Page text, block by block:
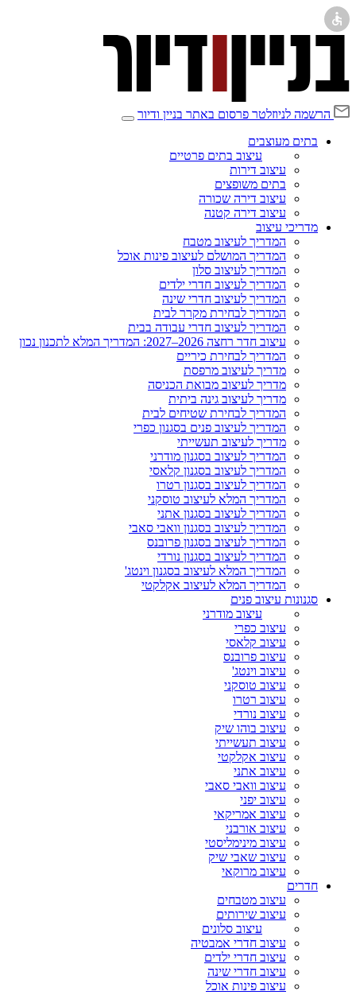
הרשמה לניוזלטר פרסום באתר בניין ודיור
בתים מעוצבים
עיצוב בתים פרטיים
עיצוב דירות
בתים משופצים
עיצוב דירה שכורה
עיצוב דירה קטנה
מדריכי עיצוב
המדריך לעיצוב מטבח
המדריך המושלם לעיצוב פינות אוכל
המדריך לעיצוב סלון
המדריך לעיצוב חדרי ילדים
המדריך לעיצוב חדרי שינה
המדריך לבחירת מקרר לבית
המדריך לעיצוב חדרי עבודה בבית
עיצוב חדר רחצה 2026–2027: המדריך המלא לתכנון נכון
המדריך לבחירת כיריים
מדריך לעיצוב מרפסת
מדריך לעיצוב מבואת הכניסה
מדריך לעיצוב גינה ביתית
המדריך לבחירת שטיחים לבית
המדריך לעיצוב פנים בסגנון כפרי
מדריך לעיצוב תעשייתי
המדריך לעיצוב בסגנון מודרני
המדריך לעיצוב בסגנון קלאסי
המדריך לעיצוב בסגנון רטרו
המדריך המלא לעיצוב טוסקני
המדריך לעיצוב בסגנון אתני
המדריך לעיצוב בסגנון וואבי סאבי
המדריך לעיצוב בסגנון פרובנס
המדריך לעיצוב בסגנון נורדי
המדריך המלא לעיצוב בסגנון וינטג'
המדריך המלא לעיצוב אקלקטי
סגנונות עיצוב פנים
עיצוב מודרני
עיצוב כפרי
עיצוב קלאסי
עיצוב פרובנס
עיצוב וינטג'
עיצוב טוסקני
עיצוב רטרו
עיצוב נורדי
עיצוב בוהו שיק
עיצוב תעשייתי
עיצוב אקלקטי
עיצוב אתני
עיצוב וואבי סאבי
עיצוב יפני
עיצוב אמריקאי
עיצוב אורבני
עיצוב מינימליסטי
עיצוב שאבי שיק
עיצוב מרוקאי
חדרים
עיצוב מטבחים
עיצוב שירותים
עיצוב סלונים
עיצוב חדרי אמבטיה
עיצוב חדרי ילדים
עיצוב חדרי שינה
עיצוב פינות אוכל